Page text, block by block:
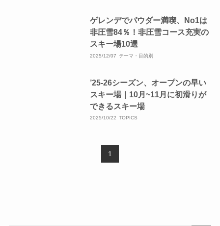
ゲレンデでパウダー満喫、No1は
非圧雪84％！非圧雪コース充実の
スキー場10選
2025/12/07 テーマ・目的別
’25-26シーズン、オープンの早い
スキー場｜10月~11月に初滑りが
できるスキー場
2025/10/22 TOPICS
1